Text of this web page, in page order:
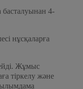
4-
нұсқаларға
Жұмыс
тіркелу және